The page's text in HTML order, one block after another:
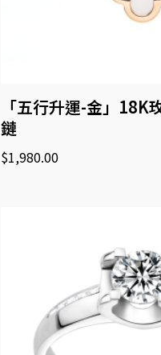
「五行升運-金」18K
鏈
$1,980.00